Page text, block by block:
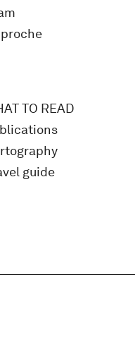
TO READ
guide